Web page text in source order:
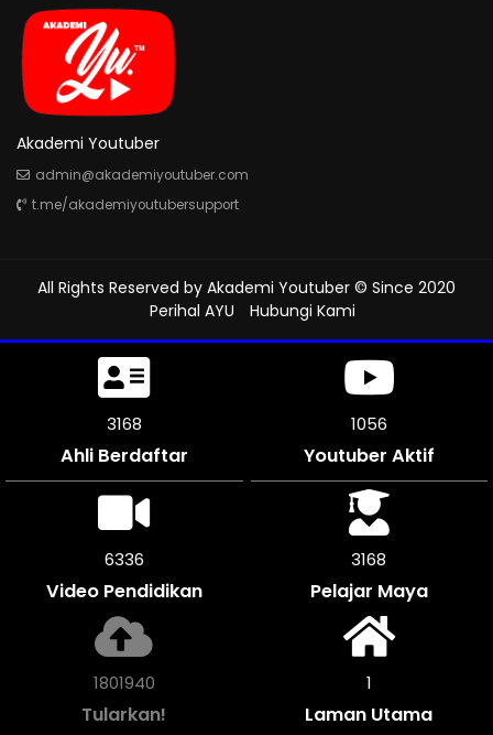
Akademi Youtuber
admin@akademiyoutuber.com
t.me/akademiyoutubersupport
All Rights Reserved by Akademi Youtuber © Since 2020
Perihal AYU
Hubungi Kami
3522
Ahli Berdaftar
1174
Youtuber Aktif
7044
Video Pendidikan
3522
Pelajar Maya
2003484
Tularkan!
1
Laman Utama